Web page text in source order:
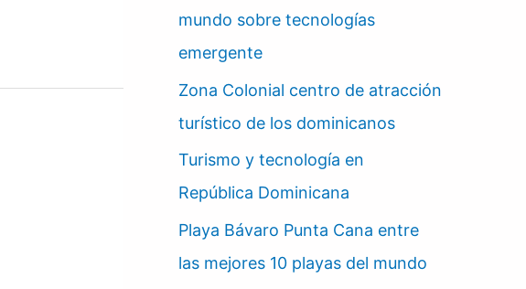
mundo sobre tecnologías
emergente
Zona Colonial centro de atracción
turístico de los dominicanos
Turismo y tecnología en
República Dominicana
Playa Bávaro Punta Cana entre
las mejores 10 playas del mundo